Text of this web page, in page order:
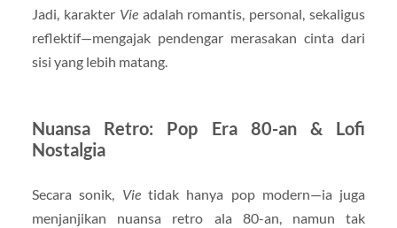
Jadi, karakter Vieadalah romantis, personal, sekaligus
reflektif—mengajak pendengar merasakan cinta dari
sisi yang lebih matang.
Nuansa Retro: Pop Era 80-an & Lofi
Nostalgia
Secara sonik, Vietidak hanya pop modern—ia juga
menjanjikan nuansa retro ala 80-an, namun tak